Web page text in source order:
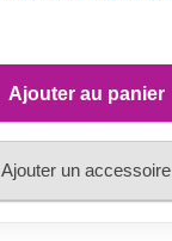
Ajouter au panier
Ajouter un accessoire